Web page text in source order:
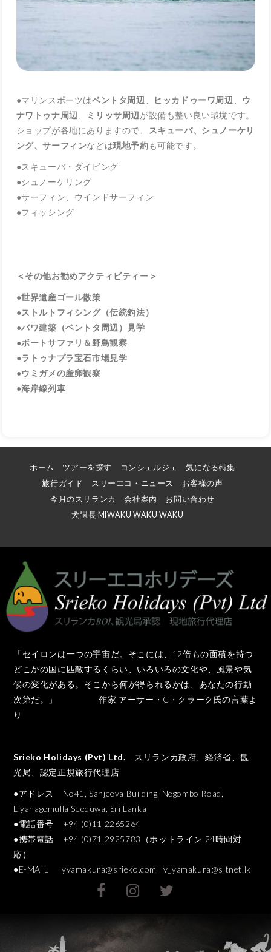
●マリンスポーツはベントタ周辺 ヒッカドゥーワ周辺
ウ
ナワトゥナ周辺
ミリッサ周辺が設備も整い良い環境です。
ショップが各地にありますので、
スキューバ、シュノーケリ
ング、サーフィンなどは現地予約も可能です。
●スキューバ・ダイビング
●シュノーケリング
●サーフィン、ウインドサーフィン
●フィッシング
＜その他お勧めアクティビティー＞
●世界遺産ゴール散策
●ストルトフィシング（伝統釣法）
●バワ建築（ベントタ周辺）見学
●ボートサファリ＆野鳥観察
●ラトゥナプラ宝石市場見学
●ウミガメの産卵観察
●海岸線列車
ホーム ツアーを探す コンシェルジェ
気になる特集
旅行ガイド
スリーエコ・ニュース
お客様の声
今月のスリランカ
会社案内
お問い合わせ
犬課長 MIWAKU WAKU WAKU
「セイロンは一つの宇宙だ。そこには、12倍もの面積を持つ
どこかの国に匹敵するくらい、いろいろの文化や、風景や気
候の変化がある。そこから何が得られるかは、あなたの行動
次第だ。」 作家 アーサー・C・クラーク氏の言葉よ
り
Srieko Holidays (Pvt) Ltd. スリランカ政府、経済省、観
光局、認定正規旅行代理店
●アドレス No41, Sanjeeva Building, Negombo Road,
Liyanagemulla Seeduwa, Sri Lanka
●電話番号 +94 (0)11 2265264
●携帯電話 +94 (0)71 2925783（ホットライン 24時間対
応）
●E-MAIL yyamakura@srieko.com y_yamakura@sltnet.lk